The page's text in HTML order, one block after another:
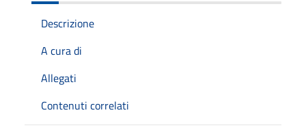
Descrizione
A cura di
Allegati
Contenuti correlati